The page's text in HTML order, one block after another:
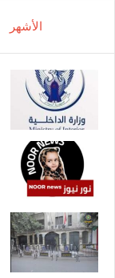
الأشهر